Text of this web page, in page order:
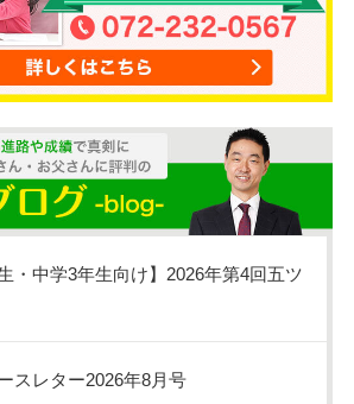
生・中学3年生向け】2026年第4回五ツ
スレター2026年8月号